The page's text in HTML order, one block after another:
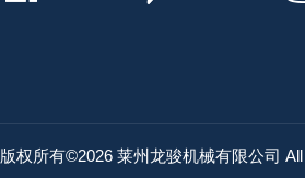
版权所有©2026 莱州龙骏机械有限公司